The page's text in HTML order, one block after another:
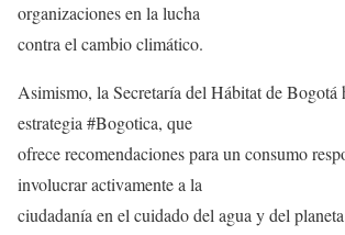
organizaciones en la lucha
contra el cambio climático.
Asimismo, la Secretaría del Hábitat de Bogotá
estrategia #Bogotica, que
ofrece recomendaciones para un consumo
involucrar activamente a la
ciudadanía en el cuidado del agua y del